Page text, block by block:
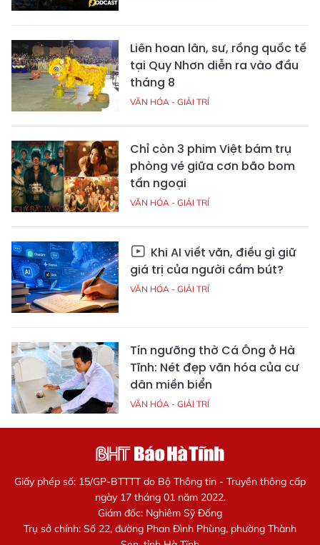
Liên hoan lân, sư, rồng quốc tế
tại Quy Nhơn diễn ra vào đầu
tháng 8
VĂN HÓA - GIẢI TRÍ
Chỉ còn 3 phim Việt bám trụ
phòng vé giữa cơn bão bom
tấn ngoại
VĂN HÓA - GIẢI TRÍ
Khi AI viết văn, điều gì giữ
giá trị của người cầm bút?
VĂN HÓA - GIẢI TRÍ
Tín ngưỡng thờ Cá Ông ở Hà
Tĩnh: Nét đẹp văn hóa của cư
dân miền biển
VĂN HÓA - GIẢI TRÍ
Giấy phép số: 15/GP-BTTTT do Bộ Thông tin - Truyền thông cấp
ngày 17 tháng 01 năm 2022.
Giám đốc: Nghiêm Sỹ Đống
Trụ sở chính: Số 22, đường Phan Đình Phùng, phường Thành